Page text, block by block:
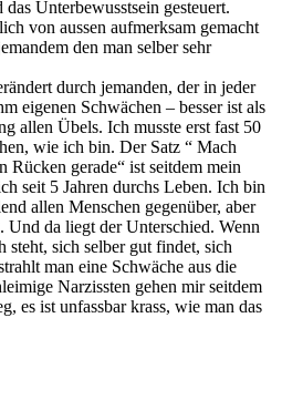
Unterbewusstsein gesteuert.
von aussen aufmerksam gemacht
den man selber sehr
durch jemanden, der in jeder
eigenen Schwächen – besser ist als
allen Übels. Ich musste erst fast 50
wie ich bin. Der Satz “ Mach
Rücken gerade“ ist seitdem mein
seit 5 Jahren durchs Leben. Ich bin
allen Menschen gegenüber, aber
da liegt der Unterschied. Wenn
steht, sich selber gut findet, sich
man eine Schwäche aus die
Narzissten gehen mir seitdem
es ist unfassbar krass, wie man das